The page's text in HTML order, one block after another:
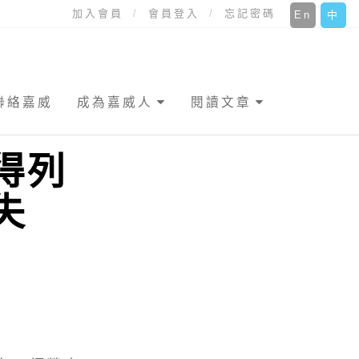
中
En
加入會員 會員登入 忘記密碼
絡嘉威 成為嘉威人 閱讀文章
列